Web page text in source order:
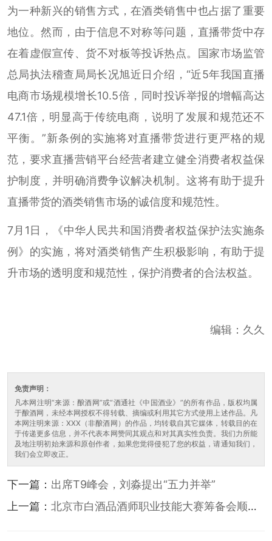
为一种新兴的销售方式，在酒类销售中也占据了重要
地位。然而，由于信息不对称等问题，直播带货中存
在着虚假宣传、货不对板等投诉热点。国家市场监管
总局执法稽查局局长况旭近日介绍，“近5年我国直播
电商市场规模增长10.5倍，同时投诉举报的增幅高达
47.1倍，明显高于传统电商，说明了发展和规范还不
平衡。”新条例的实施将对直播带货进行更严格的规
范，要求直播营销平台经营者建立健全消费者权益保
护制度，并明确消费争议解决机制。这将有助于提升
直播带货的酒类销售市场的诚信度和规范性。
7月1日，《中华人民共和国消费者权益保护法实施条
例》的实施，将对酒类销售产生积极影响，有助于提
升市场的透明度和规范性，保护消费者的合法权益。
编辑：久久
免责声明：
凡本网注明“来源：酿酒网”或“酒通社《中国酒业》”的所有作品，版权均属
于酿酒网，未经本网授权不得转载、摘编或利用其它方式使用上述作品。凡
本网注明来源：XXX（非酿酒网）的作品，均转载自其它媒体，转载目的在
于传递更多信息，并不代表本网赞同其观点和对其真实性负责。我们力所能
及地注明初始来源和原创作者，如果您觉得侵犯了您的权益，请通知我们，
我们会立即改正。
下一篇： 出席T9峰会，刘淼提出“五力并举”
上一篇： 北京市白酒品酒师职业技能大赛筹备会顺利